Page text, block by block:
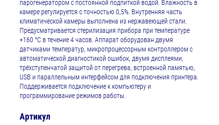
парогенератором с постоянной подпиткой водой. Влажность в
камере регулируется с точностью 0,5%. Внутренняя часть
климатической камеры выполнена из нержавеющей стали.
Предусматривается стерилизация прибора при температуре
+160 °С в течение 4 часов. Аппарат оборудован двумя
датчиками температур, микропроцессорным контроллером с
автоматической диагностикой ошибок, двумя дисплеями,
трёхступенчатой защитой от перегрева, встроенной памятью,
USB и параллельным интерфейсом для подключения принтера.
Поддерживается подключение к компьютеру и
программирование режимов работы.
Артикул